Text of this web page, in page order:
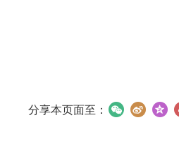
分享本页面至：